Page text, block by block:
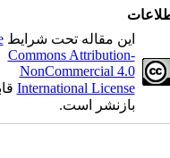
این مقاله تحت شرایط
Commons Attribution-
NonCommercial 4.0
International License
بازنشر است.